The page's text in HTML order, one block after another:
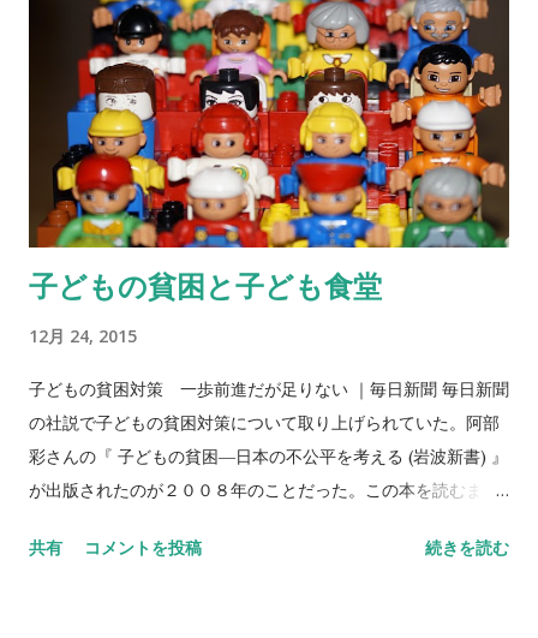
子どもの貧困と子ども食堂
12月 24, 2015
子どもの貧困対策 一歩前進だが足りない ｜毎日新聞 毎日新聞
の社説で子どもの貧困対策について取り上げられていた。阿部
彩さんの『 子どもの貧困―日本の不公平を考える (岩波新書) 』
が出版されたのが２００８年のことだった。この本を読むま
なく思っていたが、ぜんぜんそうではないということが客観的
共有 コメントを投稿 続きを読む